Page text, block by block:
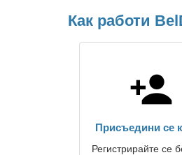
Как работи
Присъедини се
Регистрирайте се